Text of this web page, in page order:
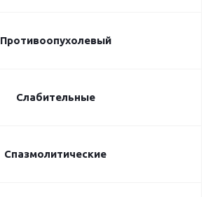
Противоопухолевый
Слабительные
Спазмолитические